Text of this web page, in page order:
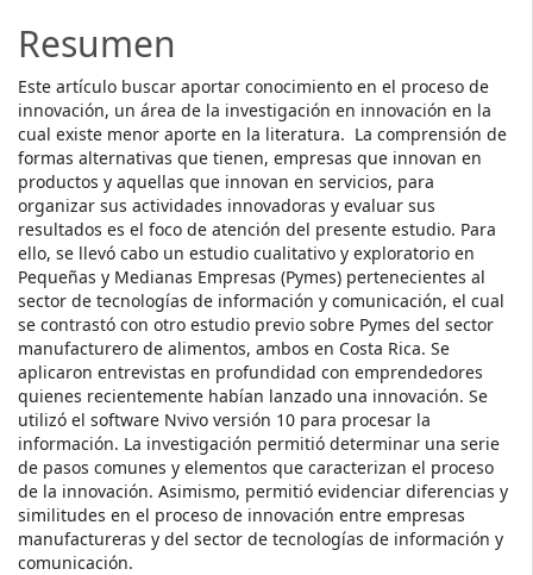
Resumen
Este artículo buscar aportar conocimiento en el proceso de
innovación, un área de la investigación en innovación en la
cual existe menor aporte en la literatura. La comprensión de
formas alternativas que tienen, empresas que innovan en
productos y aquellas que innovan en servicios, para
organizar sus actividades innovadoras y evaluar sus
resultados es el foco de atención del presente estudio. Para
ello, se llevó cabo un estudio cualitativo y exploratorio en
Pequeñas y Medianas Empresas (Pymes) pertenecientes al
sector de tecnologías de información y comunicación, el cual
se contrastó con otro estudio previo sobre Pymes del sector
manufacturero de alimentos, ambos en Costa Rica. Se
aplicaron entrevistas en profundidad con emprendedores
quienes recientemente habían lanzado una innovación. Se
utilizó el software Nvivo versión 10 para procesar la
información. La investigación permitió determinar una serie
de pasos comunes y elementos que caracterizan el proceso
de la innovación. Asimismo, permitió evidenciar diferencias y
similitudes en el proceso de innovación entre empresas
manufactureras y del sector de tecnologías de información y
comunicación.